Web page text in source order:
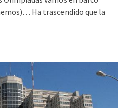
Ha trascendido que la